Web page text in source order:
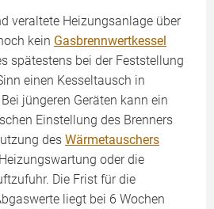
veraltete Heizungsanlage über
kein Gasbrennwertkessel
spätestens bei der Feststellung
einen Kesseltausch in
jüngeren Geräten kann ein
Einstellung des Brenners
des Wärmetauschers
oder die
Die Frist für die
liegt bei 6 Wochen